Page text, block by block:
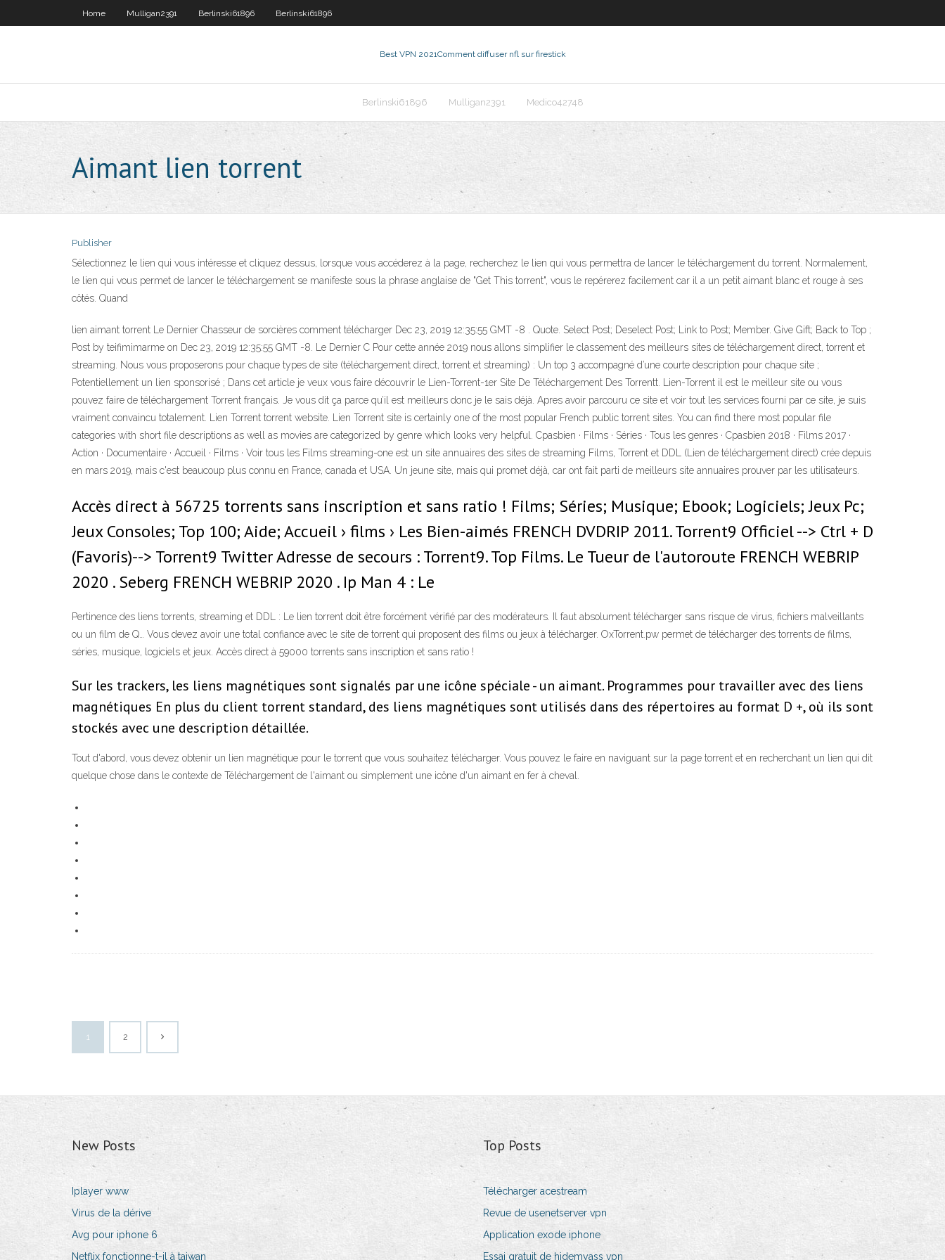
Home Mulligan2391 Berlinski61896 Berlinski61896
Best VPN 2021Comment diffuser nfl sur firestick
Berlinski61896 Mulligan2391 Medico42748
Aimant lien torrent
Publisher
Sélectionnez le lien qui vous intéresse et cliquez dessus, lorsque vous accéderez à la page, recherchez le lien qui vous permettra de lancer le téléchargement du torrent. Normalement,
le lien qui vous permet de lancer le téléchargement se manifeste sous la phrase anglaise de "Get This torrent", vous le repérerez facilement car il a un petit aimant blanc et rouge à ses
côtés. Quand
lien aimant torrent Le Dernier Chasseur de sorcières comment télécharger Dec 23, 2019 12:35:55 GMT -8 . Quote. Select Post; Deselect Post; Link to Post; Member. Give Gift; Back to Top ;
Post by teifimimarme on Dec 23, 2019 12:35:55 GMT -8. Le Dernier C Pour cette année 2019 nous allons simplifier le classement des meilleurs sites de téléchargement direct, torrent et
streaming. Nous vous proposerons pour chaque types de site (téléchargement direct, torrent et streaming) : Un top 3 accompagné d’une courte description pour chaque site ;
Potentiellement un lien sponsorisé ; Dans cet article je veux vous faire découvrir le Lien-Torrent-1er Site De Téléchargement Des Torrentt. Lien-Torrent il est le meilleur site ou vous
pouvez faire de téléchargement Torrent français. Je vous dit ça parce qu’il est meilleurs donc je le sais déjà. Apres avoir parcouru ce site et voir tout les services fourni par ce site, je suis
vraiment convaincu totalement. Lien Torrent torrent website. Lien Torrent site is certainly one of the most popular French public torrent sites. You can find there most popular file
categories with short file descriptions as well as movies are categorized by genre which looks very helpful. Cpasbien · Films · Séries · Tous les genres · Cpasbien 2018 · Films 2017 ·
Action · Documentaire · Accueil · Films · Voir tous les Films streaming-one est un site annuaires des sites de streaming Films, Torrent et DDL (Lien de téléchargement direct) crée depuis
en mars 2019, mais c'est beaucoup plus connu en France, canada et USA. Un jeune site, mais qui promet déjà, car ont fait parti de meilleurs site annuaires prouver par les utilisateurs.
Accès direct à 56725 torrents sans inscription et sans ratio ! Films; Séries; Musique; Ebook; Logiciels; Jeux Pc;
Jeux Consoles; Top 100; Aide; Accueil › films › Les Bien-aimés FRENCH DVDRIP 2011. Torrent9 Officiel --> Ctrl + D
(Favoris)--> Torrent9 Twitter Adresse de secours : Torrent9. Top Films. Le Tueur de l'autoroute FRENCH WEBRIP
2020 . Seberg FRENCH WEBRIP 2020 . Ip Man 4 : Le
Pertinence des liens torrents, streaming et DDL : Le lien torrent doit être forcément vérifié par des modérateurs. Il faut absolument télécharger sans risque de virus, fichiers malveillants
ou un film de Q… Vous devez avoir une total confiance avec le site de torrent qui proposent des films ou jeux à télécharger. OxTorrent.pw permet de télécharger des torrents de films,
séries, musique, logiciels et jeux. Accès direct à 59000 torrents sans inscription et sans ratio !
Sur les trackers, les liens magnétiques sont signalés par une icône spéciale - un aimant. Programmes pour travailler avec des liens
magnétiques En plus du client torrent standard, des liens magnétiques sont utilisés dans des répertoires au format D +, où ils sont
stockés avec une description détaillée.
Tout d'abord, vous devez obtenir un lien magnétique pour le torrent que vous souhaitez télécharger. Vous pouvez le faire en naviguant sur la page torrent et en recherchant un lien qui dit
quelque chose dans le contexte de Téléchargement de l'aimant ou simplement une icône d'un aimant en fer à cheval.
1 2
New Posts
Iplayer www
Virus de la dérive
Avg pour iphone 6
Netflix fonctionne-t-il à taiwan
Top Posts
Télécharger acestream
Revue de usenetserver vpn
Application exode iphone
Essai gratuit de hidemyass vpn